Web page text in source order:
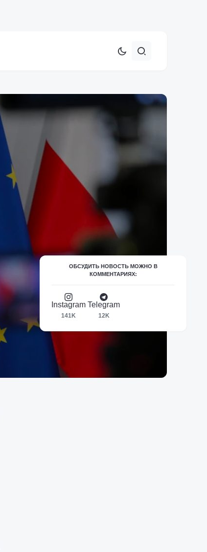
ОБСУДИТЬ НОВОСТЬ МОЖНО В
КОММЕНТАРИЯХ:
Instagram
141K
Telegram
12K